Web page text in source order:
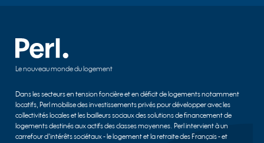
Le nouveau monde du logement
Dans les secteurs en tension foncière et en déficit de logements notamment
locatifs, Perl mobilise des investissements privés pour développer avec les
collectivités locales et les bailleurs sociaux des solutions de financement de
logements destinés aux actifs des classes moyennes. Perl intervient à un
carrefour d’intérêts sociétaux - le logement et la retraite des Français - et